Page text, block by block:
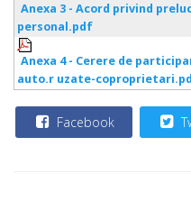
Anexa 3 - Acord privind
personal.pdf
Anexa 4 - Cerere de
auto.r uzate-
Facebook